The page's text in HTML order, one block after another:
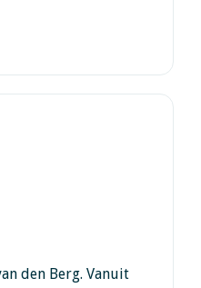
den Berg. Vanuit